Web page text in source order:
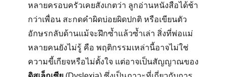
หลายครอบครัวเคยสังเกตว่า ลูกอ่านหนังสือได้ช้า
กว่าเพื่อน สะกดคำผิดบ่อยผิดปกติ หรือเขียนตัว
อักษรกลับด้านแม้จะฝึกซ้ำแล้วซ้ำเล่า สิ่งที่พ่อแม่
หลายคนยังไม่รู้ คือ พฤติกรรมเหล่านี้อาจไม่ใช่
ความขี้เกียจหรือไม่ตั้งใจ แต่อาจเป็นสัญญาณของ